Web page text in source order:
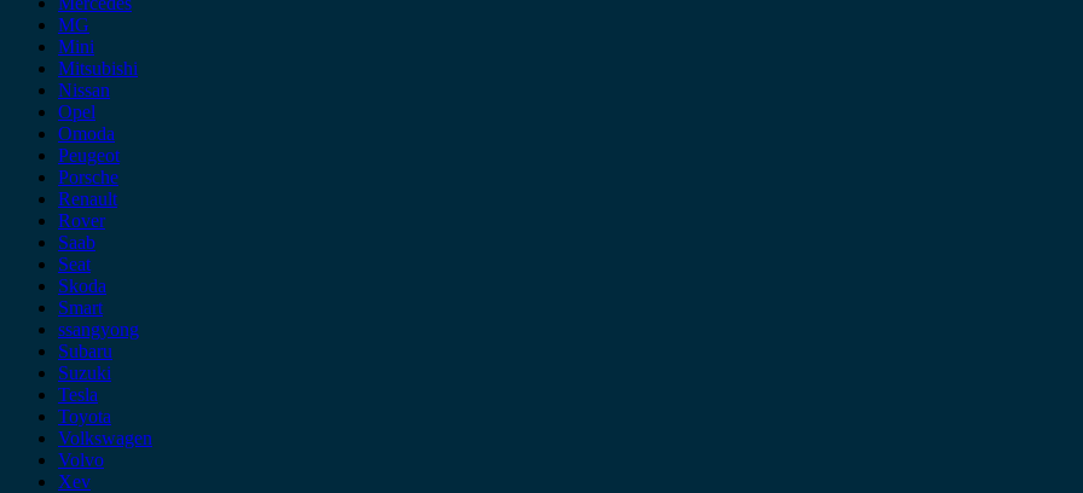
MG
Mini
Mitsubishi
Nissan
Opel
Omoda
Peugeot
Porsche
Renault
Rover
Saab
Seat
Skoda
Smart
ssangyong
Subaru
Suzuki
Tesla
Toyota
Volkswagen
Volvo
Xev